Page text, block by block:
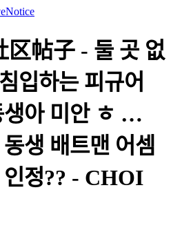
Notice
帖子 - 둘 곳 없
입하는 피규어
생아 미안 ㅎ …
생 배트맨 어셈
인정?? - CHOI